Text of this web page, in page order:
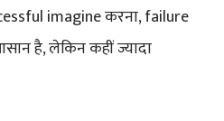
imagine करना, failure
है, लेकिन कहीं ज्यादा